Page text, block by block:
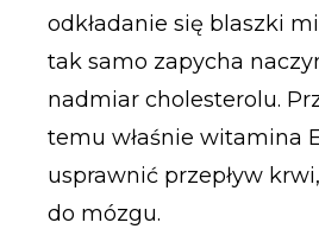
odkładanie się blaszki
tak samo zapycha
nadmiar cholesterolu.
temu właśnie witamina
usprawnić przepływ
do mózgu.